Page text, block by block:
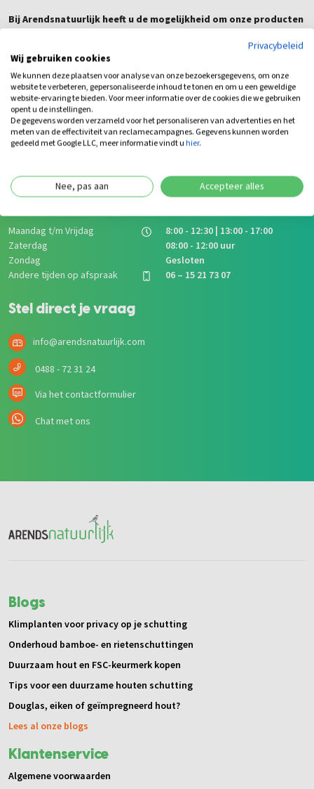
Bij Arendsnatuurlijk heeft u de mogelijkheid om onze producten
Wij staan voor je klaar
Openingstijden showroom
Maandag t/m Vrijdag
8:00 - 12:30 | 13:00 - 17:00
Zaterdag
08:00 - 12:00 uur
Zondag
Gesloten
Andere tijden op afspraak
06 – 15 21 73 07
Stel direct je vraag
info@arendsnatuurlijk.com
0488 - 72 31 24
Via het contactformulier
Chat met ons
Blogs
Klimplanten voor privacy op je schutting
Onderhoud bamboe- en rietenschuttingen
Duurzaam hout en FSC-keurmerk kopen
Tips voor een duurzame houten schutting
Douglas, eiken of geïmpregneerd hout?
Lees al onze blogs
Klantenservice
Algemene voorwaarden
Privacybeleid
Wij gebruiken cookies
We kunnen deze plaatsen voor analyse van onze bezoekersgegevens, om onze
website te verbeteren, gepersonaliseerde inhoud te tonen en om u een geweldige
website-ervaring te bieden. Voor meer informatie over de cookies die we gebruiken
opent u de instellingen.
De gegevens worden verzameld voor het personaliseren van advertenties en het
meten van de effectiviteit van reclamecampagnes. Gegevens kunnen worden
gedeeld met Google LLC, meer informatie vindt uhier.
Nee, pas aan Accepteer alles